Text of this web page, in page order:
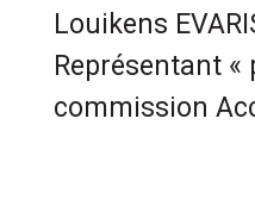
Louikens
Représentant
commission